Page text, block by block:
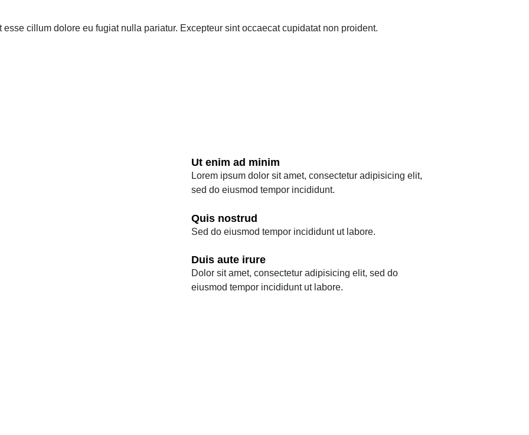
cillum dolore eu fugiat nulla pariatur. Excepteur sint occaecat cupidatat non proident.
Ut enim ad minim
Lorem ipsum dolor sit amet, consectetur adipisicing elit,
sed do eiusmod tempor incididunt.
Quis nostrud
Sed do eiusmod tempor incididunt ut labore.
Duis aute irure
Dolor sit amet, consectetur adipisicing elit, sed do
eiusmod tempor incididunt ut labore.